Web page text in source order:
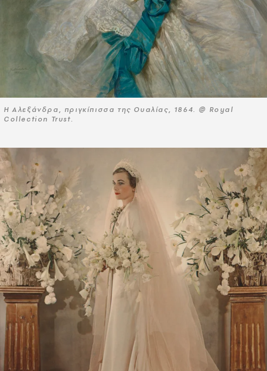
Η Αλεξάνδρα, πριγκίπισσα της Ουαλίας, 1864. @ Royal
Collection Trust.